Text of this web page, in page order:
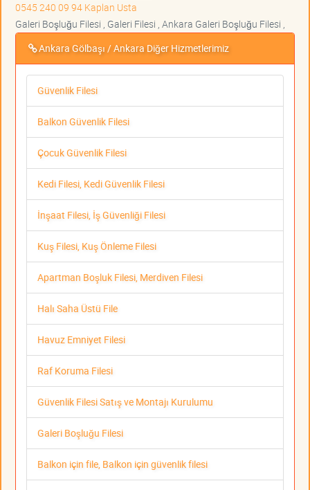
0545 240 09 94 Kaplan Usta
Galeri Boşluğu Filesi , Galeri Filesi , Ankara Galeri Boşluğu Filesi ,
Ankara Gölbaşı / Ankara Diğer Hizmetlerimiz
Güvenlik Filesi
Balkon Güvenlik Filesi
Çocuk Güvenlik Filesi
Kedi Filesi, Kedi Güvenlik Filesi
İnşaat Filesi, İş Güvenliği Filesi
Kuş Filesi, Kuş Önleme Filesi
Apartman Boşluk Filesi, Merdiven Filesi
Halı Saha Üstü File
Havuz Emniyet Filesi
Raf Koruma Filesi
Güvenlik Filesi Satış ve Montajı Kurulumu
Galeri Boşluğu Filesi
Balkon için file, Balkon için güvenlik filesi